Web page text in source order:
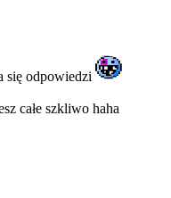
się odpowiedzi
całe szkliwo haha